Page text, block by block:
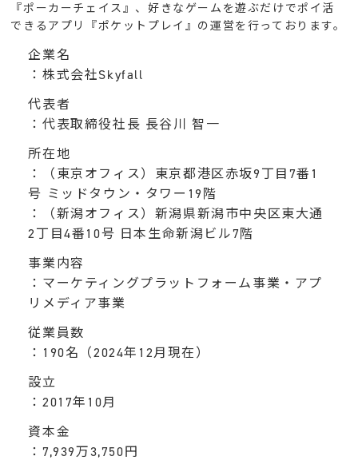
『ポーカーチェイス』、好きなゲームを遊ぶだけでポイ活
できるアプリ『ポケットプレイ』の運営を行っております。
企業名
：株式会社Skyfall
代表者
：代表取締役社長 長谷川 智一
所在地
：（東京オフィス）東京都港区赤坂9丁目7番1
号 ミッドタウン・タワー19階
：（新潟オフィス）新潟県新潟市中央区東大通
2丁目4番10号 日本生命新潟ビル7階
事業内容
：マーケティングプラットフォーム事業・アプ
リメディア事業
従業員数
：190名（2024年12月現在）
設立
：2017年10月
資本金
：7,939万3,750円